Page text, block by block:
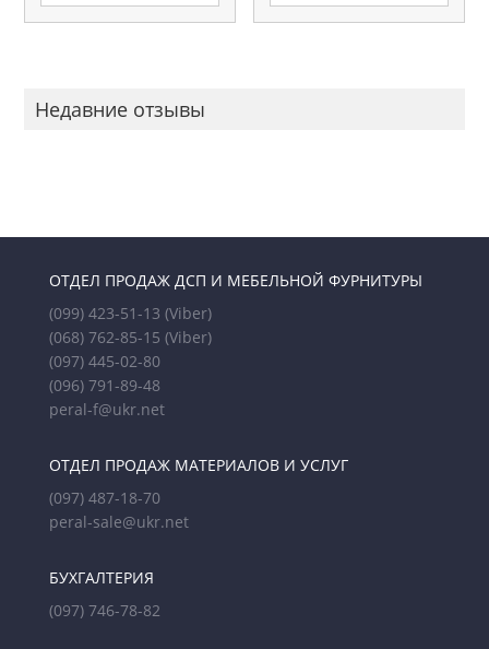
Недавние отзывы
ОТДЕЛ ПРОДАЖ ДСП И МЕБЕЛЬНОЙ ФУРНИТУРЫ
(099) 423-51-13 (Viber)
(068) 762-85-15 (Viber)
(097) 445-02-80
(096) 791-89-48
peral-f@ukr.net
ОТДЕЛ ПРОДАЖ МАТЕРИАЛОВ И УСЛУГ
(097) 487-18-70
peral-sale@ukr.net
БУХГАЛТЕРИЯ
(097) 746-78-82